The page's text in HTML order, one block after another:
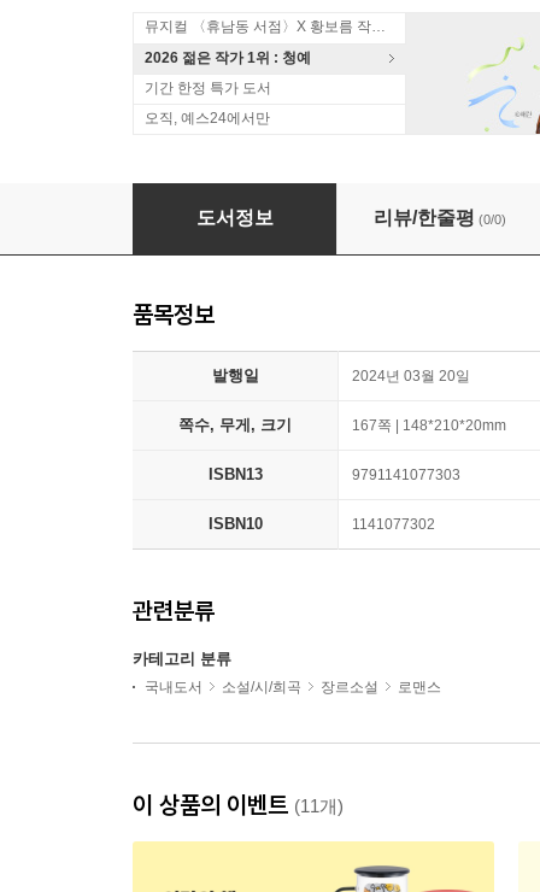
뮤지컬 〈휴남동 서점〉X 황보름 작가 북토크
2026 젊은 작가 1위 : 청예
기간 한정 특가 도서
오직, 예스24에서만
도서정보 리뷰/한줄평 (0/0)
품목정보
발행일 2024년 03월 20일
쪽수, 무게, 크기 167쪽 | 148*210*20mm
ISBN13 9791141077303
ISBN10 1141077302
관련분류
카테고리 분류
국내도서 소설/시/희곡 장르소설 로맨스
이 상품의 이벤트 (11개)